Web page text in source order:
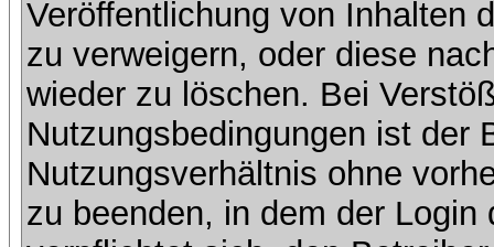
Veröffentlichung von Inhalten
zu verweigern, oder diese
wieder zu löschen. Bei
Nutzungsbedingungen ist der
Nutzungsverhältnis ohne
zu beenden, in dem der